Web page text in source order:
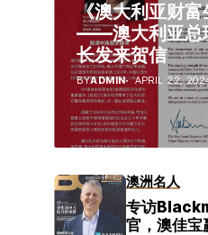
《澳大利亚财富
——澳大利亚总
长发来贺信
BYADMIN APRIL 22,
澳洲名人
专访
官，澳佳宝